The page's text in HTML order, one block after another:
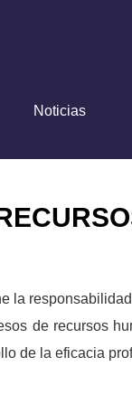
Noticias
la
de recursos
de la eficacia